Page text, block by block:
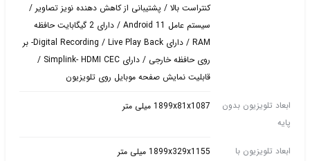
کنتراست بالا / پشتیبانی از کاهش دهنده نویز تصاویر /
سیستم عامل Android 11 / دارای 2 گیگابایت حافظه
RAM / دارای Digital Recording / Live Play Back- بر
روی حافظه خارجی / دارای Simplink- HDMI CEC /
قابلیت نمایش صفحه موبایل روی تلویزیون
ابعاد تلویزیون بدون
پایه
1899x81x1087 میلی متر
ابعاد تلویزیون با
1899x329x1155 میلی متر